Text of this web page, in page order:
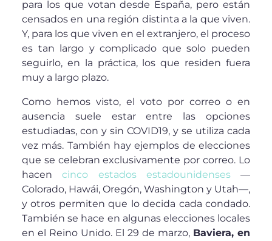
para los que votan desde España, pero están
censados en una región distinta a la que viven.
Y, para los que viven en el extranjero, el proceso
es tan largo y complicado que solo pueden
seguirlo, en la práctica, los que residen fuera
muy a largo plazo.
Como hemos visto, el voto por correo o en
ausencia suele estar entre las opciones
estudiadas, con y sin COVID19, y se utiliza cada
vez más. También hay ejemplos de elecciones
que se celebran exclusivamente por correo. Lo
hacencinco estados estadounidenses—
Colorado, Hawái, Oregón, Washington y Utah—,
y otros permiten que lo decida cada condado.
También se hace en algunas elecciones locales
en el Reino Unido. El 29 de marzo, Baviera, en